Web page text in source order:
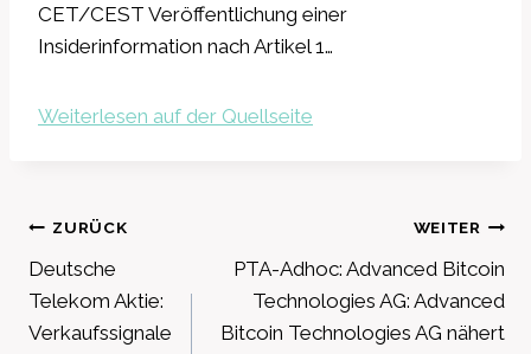
CET/CEST Veröffentlichung einer
Insiderinformation nach Artikel 1…
Weiterlesen auf der Quellseite
Beitragsnavigation
ZURÜCK
Deutsche
Telekom Aktie:
Verkaufssignale
WEITER
PTA-Adhoc: Advanced Bitcoin
Technologies AG: Advanced
Bitcoin Technologies AG nähert